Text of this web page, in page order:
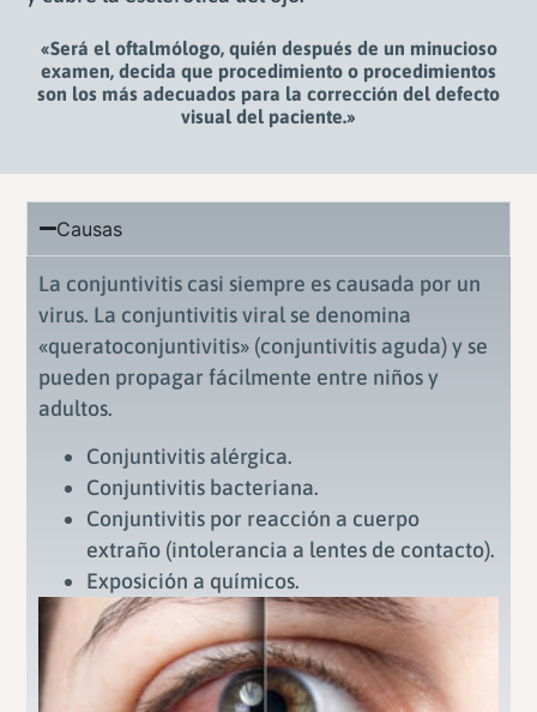
«Será el oftalmólogo, quién después de un minucioso
examen, decida que procedimiento o procedimientos
son los más adecuados para la corrección del defecto
visual del paciente.»
Causas
La conjuntivitis casi siempre es causada por un
virus. La conjuntivitis viral se denomina
«queratoconjuntivitis» (conjuntivitis aguda) y se
pueden propagar fácilmente entre niños y
adultos.
Conjuntivitis alérgica.
Conjuntivitis bacteriana.
Conjuntivitis por reacción a cuerpo
extraño (intolerancia a lentes de contacto).
Exposición a químicos.